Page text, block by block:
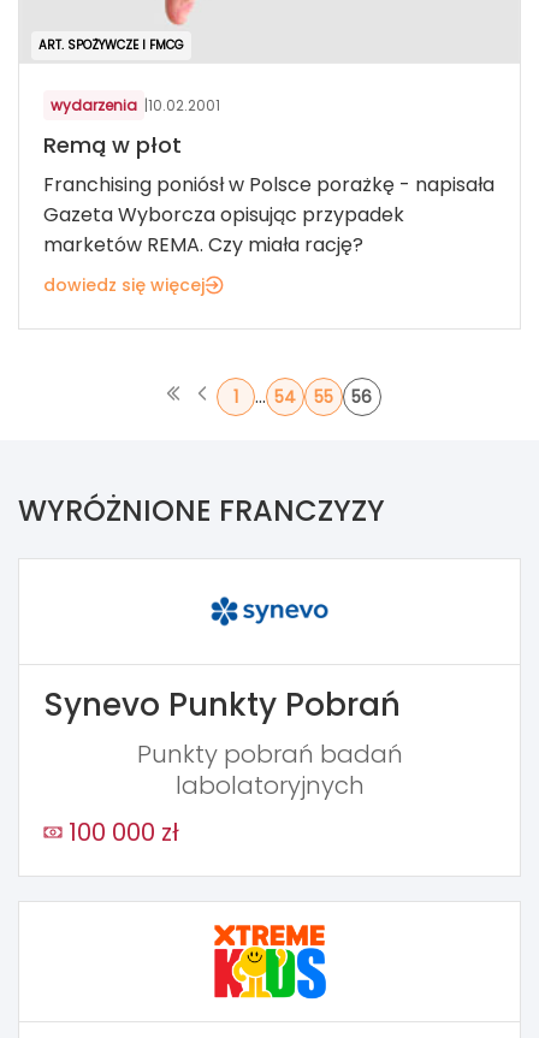
ART. SPOŻYWCZE I FMCG
wydarzenia |10.02.2001
Remą w płot
Franchising poniósł w Polsce porażkę - napisała
Gazeta Wyborcza opisując przypadek
marketów REMA. Czy miała rację?
dowiedz się więcej
1 ... 54 55 56
WYRÓŻNIONE FRANCZYZY
Synevo Punkty Pobrań
Punkty pobrań badań
labolatoryjnych
100 000 zł